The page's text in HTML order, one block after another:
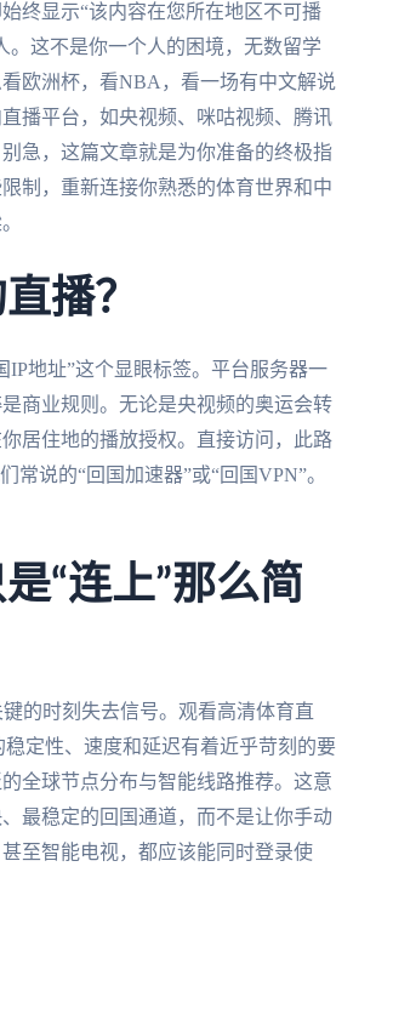
终显示“该内容在您所在地区不可播
。这不是你一个人的困境，无数留学
欧洲杯，看NBA，看一场有中文解说
播平台，如央视频、咪咕视频、腾讯
急，这篇文章就是为你准备的终极指
制，重新连接你熟悉的体育世界和中
播？
地址”这个显眼标签。平台服务器一
商业规则。无论是央视频的奥运会转
居住地的播放授权。直接访问，此路
说的“回国加速器”或“回国VPN”。
“连上”那么简
的时刻失去信号。观看高清体育直
定性、速度和延迟有着近乎苛刻的要
全球节点分布与智能线路推荐。这意
最稳定的回国通道，而不是让你手动
至智能电视，都应该能同时登录使